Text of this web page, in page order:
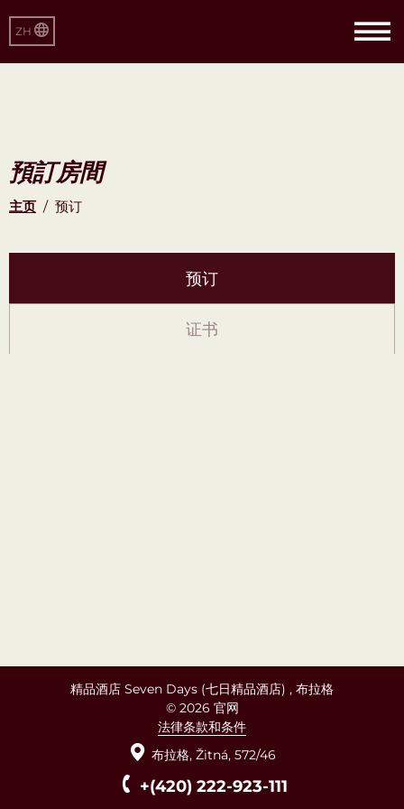
ZH
預訂房間
主页 / 预订
预订
证书
精品酒店 Seven Days (七日精品酒店) , 布拉格
© 2026 官网
法律条款和条件
布拉格, Žitná, 572/46
+(420) 222-923-111